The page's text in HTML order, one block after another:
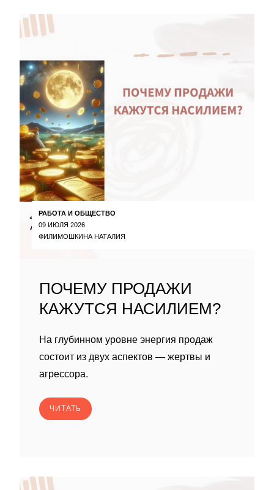
РАБОТА И ОБЩЕСТВО
09 ИЮЛЯ 2026
ФИЛИМОШКИНА НАТАЛИЯ
ПОЧЕМУ ПРОДАЖИ
КАЖУТСЯ НАСИЛИЕМ?
На глубинном уровне энергия продаж
состоит из двух аспектов — жертвы и
агрессора.
ЧИТАТЬ